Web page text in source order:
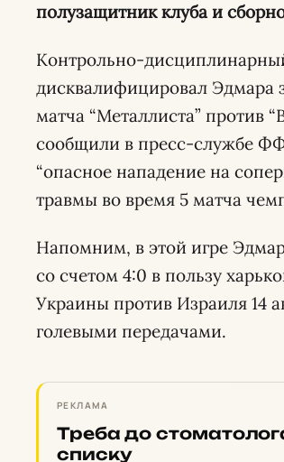
полузащитник клуба и
Контрольно-
дисквалифицировал Эдмара
матча “Металлиста” против
сообщили в пресс-службе
“опасное нападение на
травмы во время 5 матча
Напомним, в этой игре
со счетом 4:0 в пользу
Украины против Израиля 14
голевыми передачами.
РЕКЛАМА
Треба до
списку